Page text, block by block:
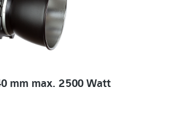
Ø 240 mm max. 2500 Watt